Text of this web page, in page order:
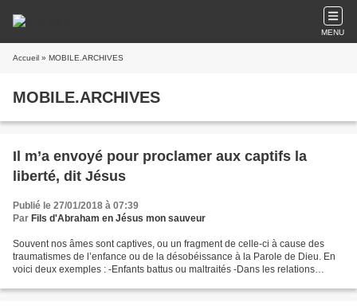
MENU
Accueil » MOBILE.ARCHIVES
MOBILE.ARCHIVES
Il m’a envoyé pour proclamer aux captifs la
liberté, dit Jésus
Publié le 27/01/2018 à 07:39
Par Fils d'Abraham en Jésus mon sauveur
Souvent nos âmes sont captives, ou un fragment de celle-ci à cause des
traumatismes de l’enfance ou de la désobéissance à la Parole de Dieu. En
voici deux exemples : -Enfants battus ou maltraités -Dans les relations